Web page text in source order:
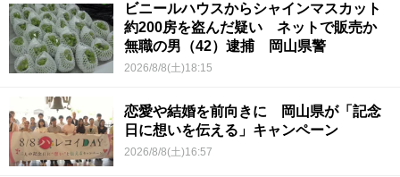
ビニールハウスからシャインマスカット
約200房を盗んだ疑い ネットで販売か
無職の男（42）逮捕 岡山県警
2026/8/8(土)18:15
恋愛や結婚を前向きに 岡山県が「記念
日に想いを伝える」キャンペーン
2026/8/8(土)16:57